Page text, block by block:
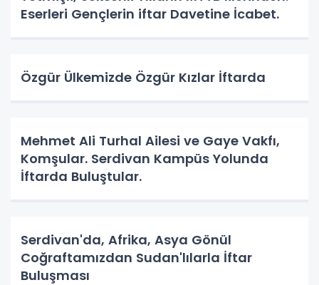
Eserleri Gençlerin iftar Davetine İcabet.
Özgür Ülkemizde Özgür Kızlar İftarda
Mehmet Ali Turhal Ailesi ve Gaye Vakfı,
Komşular. Serdivan Kampüs Yolunda
İftarda Buluştular.
Serdivan'da, Afrika, Asya Gönül
Coğraftamızdan Sudan'lılarla İftar
Buluşması